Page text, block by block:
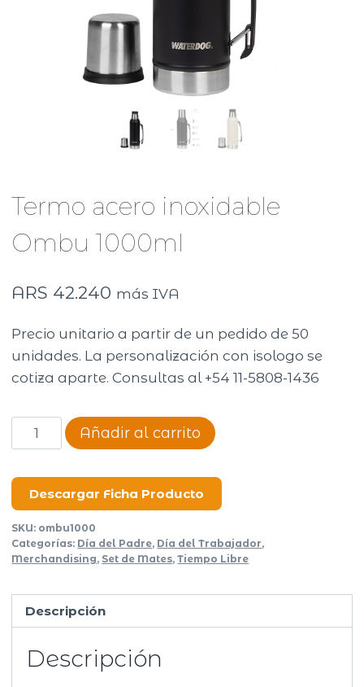
Termo acero inoxidable
Ombu 1000ml
ARS 42.240 más IVA
Precio unitario a partir de un pedido de 50
unidades. La personalización con isologo se
cotiza aparte. Consultas al +54 11-5808-1436
Termo
acero
Ombu
1000ml
cantidad
Añadir al carrito
Descargar Ficha Producto
SKU: ombu1000
Categorías: Día del Padre, Día del Trabajador,
Merchandising, Set de Mates,Tiempo Libre
Descripción
Descripción